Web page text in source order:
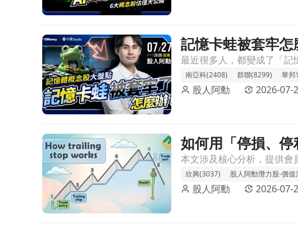
前往記憶卡蛙被套牢怎麼辦？記憶體概念股大盤點，這幾隻
記憶卡蛙被套牢怎
南亞科(2408)
群聯(8299) 華邦
股人阿勳 2026-07-
前往如何用「停損、停利、移動停損/停利」戰勝人性的貪婪
如何用「停損、
子
本文涉及核心分析，提供會
欣興(3037)
股人阿勳潛力股-價值
股人阿勳 2026-07-